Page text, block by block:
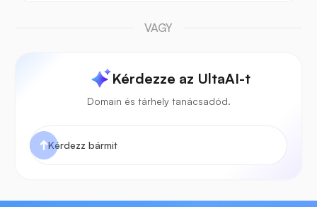
VAGY
Kérdezze az UltaAI-t
Domain és tárhely tanácsadód.